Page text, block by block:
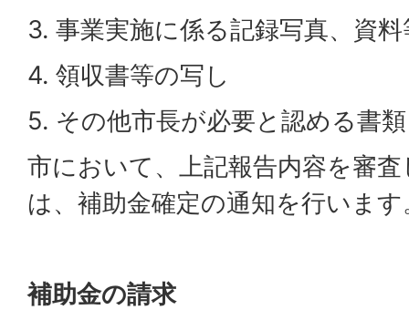
3. 事業実施に係る記録写真、資料
4. 領収書等の写し
5. その他市長が必要と認める書類
市において、上記報告内容を審
は、補助金確定の通知を行います
補助金の請求